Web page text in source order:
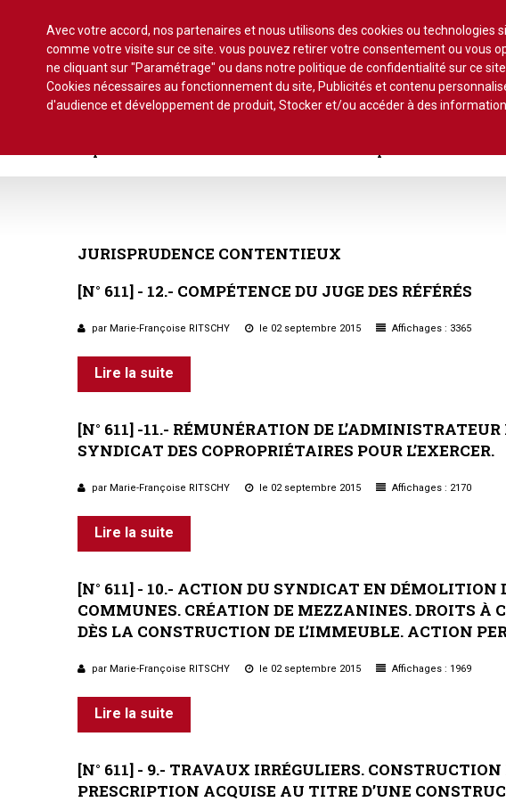
Actu.
Études et rapports
• Le contentieux
•À chacun sa quote -
Point de droit
Association syndicale de
Charges
Convocations
Pouvoirs
Bureaux de l'assemblée
Contestation
Procès verbal
JURISPRUDENCE CONTENTIEUX
[N° 611] - 12.- COMPÉTENCE DU JUGE DES RÉFÉRÉS
par Marie-Françoise RITSCHY le 02 septembre 2015 Affichages : 3365
Lire la suite
[N° 611] -11.- RÉMUNÉRATION DE L’ADMINISTRATEUR
SYNDICAT DES COPROPRIÉTAIRES POUR L’EXERCER.
par Marie-Françoise RITSCHY le 02 septembre 2015 Affichages : 2170
Lire la suite
[N° 611] - 10.- ACTION DU SYNDICAT EN DÉMOLITION
COMMUNES. CRÉATION DE MEZZANINES.DROITS À
DÈS LA CONSTRUCTION DE L’IMMEUBLE. ACTION
par Marie-Françoise RITSCHY le 02 septembre 2015 Affichages : 1969
Lire la suite
[N° 611] - 9.- TRAVAUX IRRÉGULIERS. CONSTRUCTION
PRESCRIPTION ACQUISE AU TITRE D’UNE
Avec votre accord, nos partenaires et nous utilisons des cookies ou
comme votre visite sur ce site. vous pouvez retirer votre consentement ou
ne cliquant sur "Paramétrage" ou dans notre politique de confidentialité sur ce
Cookies nécessaires au fonctionnement du site, Publicités et contenu
d'audience et développement de produit, Stocker et/ou accéder à des